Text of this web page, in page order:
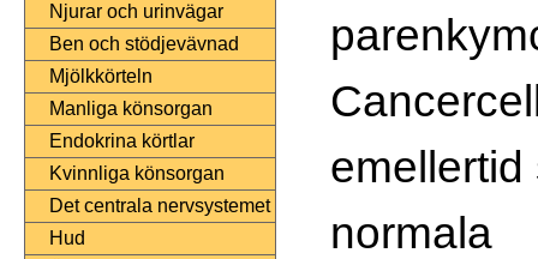
Njurar och urinvägar
Ben och stödjevävnad
Mjölkkörteln
Manliga könsorgan
Endokrina körtlar
Kvinnliga könsorgan
Det centrala nervsystemet
Hud
normala